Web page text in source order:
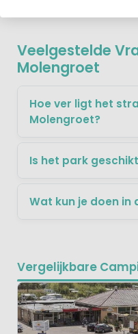
Veelgestelde
Molengroet
Hoe ver ligt het
Molengroet?
Is het park
Wat kun je doen in
Vergelijkbare